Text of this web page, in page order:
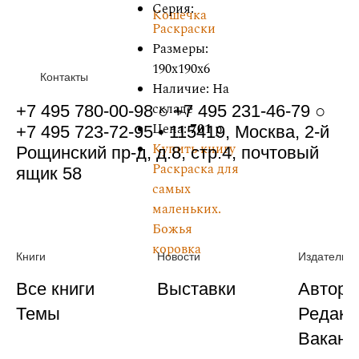
Кошечка
Серия:
Раскраски
Размеры:
190x190x6
Наличие: На
складе
Цена:701р.
Купить книгу
Раскраска для
самых
маленьких.
Божья
коровка
Контакты
+7 495 780-00-98 ○ +7 495 231-46-79 ○
+7 495 723-72-95 • 115419, Москва, 2-й
Рощинский пр-д, д.8, стр.4, почтовый
ящик 58
Книги
Все книги
Темы
Новости
Выставки